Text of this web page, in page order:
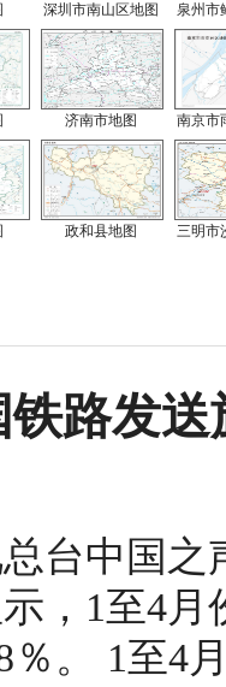
深圳市南山区地图 泉州市
济南市地图 南京市
政和县地图 三明市
路发
台中国
，1至4月
％。 1至4